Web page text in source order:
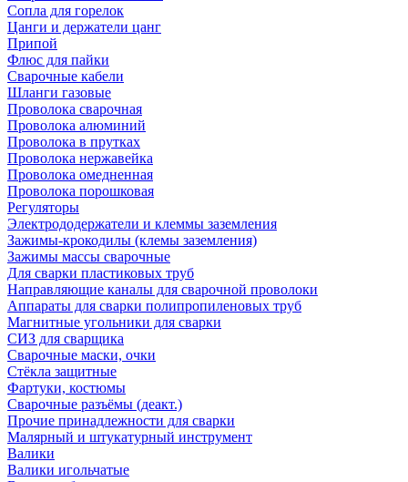
Сопла для горелок
Цанги и держатели цанг
Припой
Флюс для пайки
Сварочные кабели
Шланги газовые
Проволока сварочная
Проволока алюминий
Проволока в прутках
Проволока нержавейка
Проволока омедненная
Проволока порошковая
Регуляторы
Электрододержатели и клеммы заземления
Зажимы-крокодилы (клемы заземления)
Зажимы массы сварочные
Для сварки пластиковых труб
Направляющие каналы для сварочной проволоки
Аппараты для сварки полипропиленовых труб
Магнитные угольники для сварки
СИЗ для сварщика
Сварочные маски, очки
Стёкла защитные
Фартуки, костюмы
Сварочные разъёмы (деакт.)
Прочие принадлежности для сварки
Малярный и штукатурный инструмент
Валики
Валики игольчатые